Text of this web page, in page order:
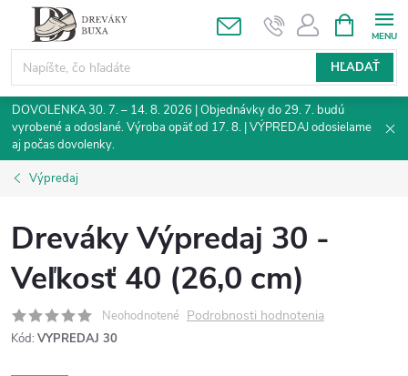
Prejsť
obsah
HĽADAŤ
KOŠÍK
DOVOLENKA 30. 7. – 14. 8. 2026 | Objednávky do 29. 7. budú
vyrobené a odoslané. Výroba opäť od 17. 8. | VÝPREDAJ odosielame
aj počas dovolenky.
Výpredaj
Dreváky Výpredaj 30 -
Veľkosť 40 (26,0 cm)
Neohodnotené Podrobnosti hodnotenia
Kód: VYPREDAJ 30